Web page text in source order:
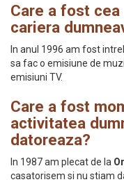
Care a fost
cariera
In anul 1996 am fost
sa fac o emisiune de
emisiuni TV.
Care a fost
activitatea
datoreaza?
In 1987 am plecat de la
casatorisem si nu stiam